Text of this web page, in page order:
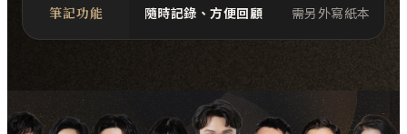
筆記功能 隨時記錄、方便回顧 需另外寫紙本